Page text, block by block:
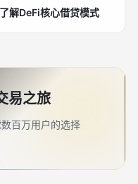
解DeFi核心借贷模式
易之旅
百万用户的选择